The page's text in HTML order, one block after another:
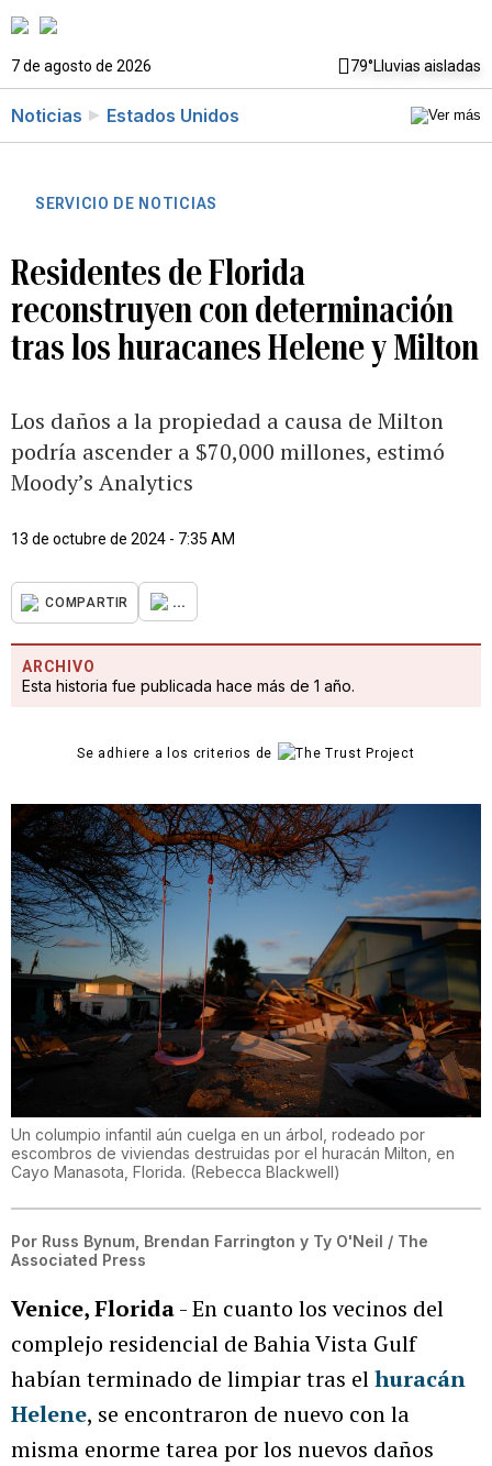
7 de agosto de 2026 79°Lluvias aisladas
Noticias Estados Unidos
SERVICIO DE NOTICIAS
Residentes de Florida
reconstruyen con determinación
tras los huracanes Helene y Milton
Los daños a la propiedad a causa de Milton
podría ascender a $70,000 millones, estimó
Moody’s Analytics
13 de octubre de 2024 - 7:35 AM
COMPARTIR ...
ARCHIVO
Esta historia fue publicada hace más de 1 año.
Se adhiere a los criterios de
Un columpio infantil aún cuelga en un árbol, rodeado por
escombros de viviendas destruidas por el huracán Milton, en
Cayo Manasota, Florida. (Rebecca Blackwell)
Por Russ Bynum, Brendan Farrington y Ty O'Neil / The
Associated Press
Venice, Florida- En cuanto los vecinos del
complejo residencial de Bahia Vista Gulf
habían terminado de limpiar tras elhuracán
Helene, se encontraron de nuevo con la
misma enorme tarea por los nuevos daños